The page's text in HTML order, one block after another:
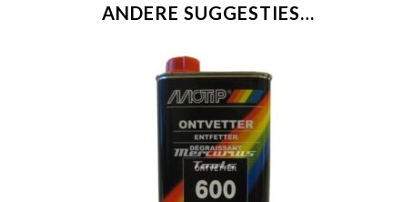
ANDERE SUGGESTIES…